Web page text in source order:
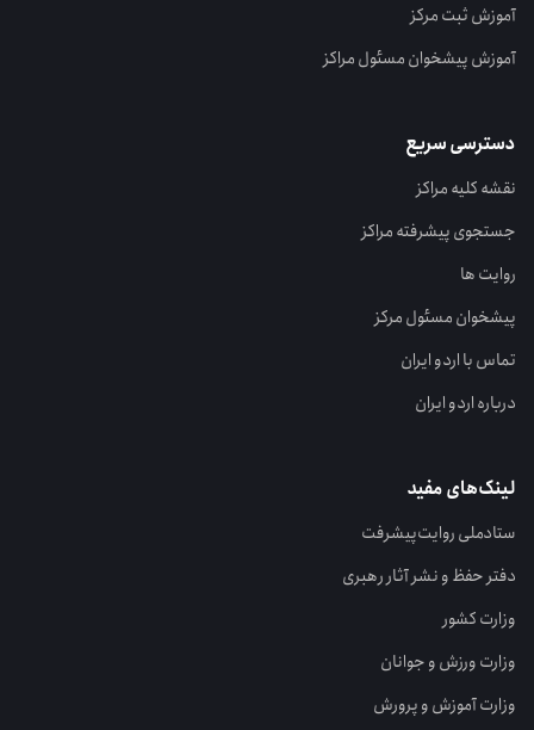
آموزش ثبت مرکز
آموزش پیشخوان مسئول مراکز
دسترسی سریع
نقشه کلیه مراکز
جستجوی پیشرفته مراکز
روایت ها
پیشخوان مسئول مرکز
تماس با اردو ایران
درباره اردو ایران
لینک‌های مفید
ستاد‌ملی روایت‌پیشرفت
دفتر حفظ و نشر آثار رهبری
وزارت کشور
وزارت ورزش و جوانان
وزارت آموزش و پرورش